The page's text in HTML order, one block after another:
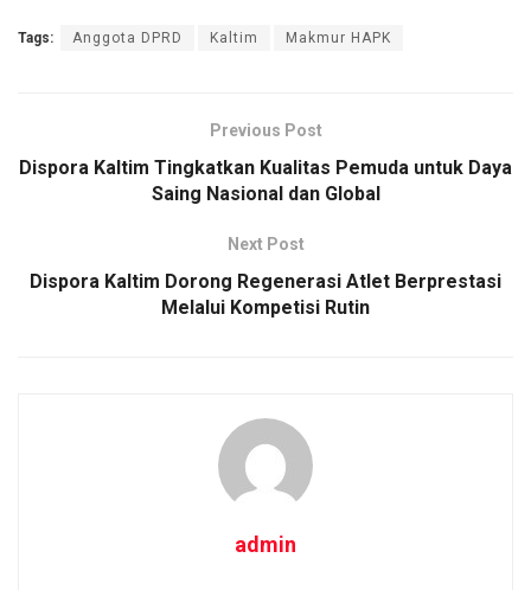
Tags: Anggota DPRD Kaltim Makmur HAPK
Previous Post
Dispora Kaltim Tingkatkan Kualitas Pemuda untuk Daya
Saing Nasional dan Global
Next Post
Dispora Kaltim Dorong Regenerasi Atlet Berprestasi
Melalui Kompetisi Rutin
admin